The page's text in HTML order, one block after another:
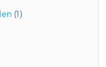
(1)